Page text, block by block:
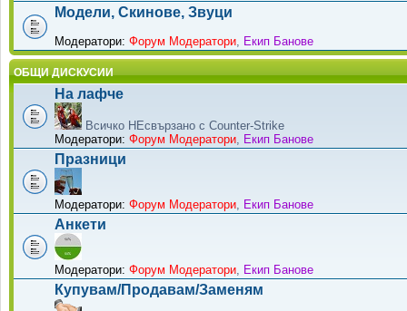
Модели, Скинове, Звуци
Модератори: Форум Модератори Екип Банове
ОБЩИ ДИСКУСИИ
На лафче
Всичко НЕсвързано с Counter-Strike
Модератори: Форум Модератори Екип Банове
Празници
Модератори: Форум Модератори Екип Банове
Анкети
Модератори: Форум Модератори Екип Банове
Купувам/Продавам/Заменям